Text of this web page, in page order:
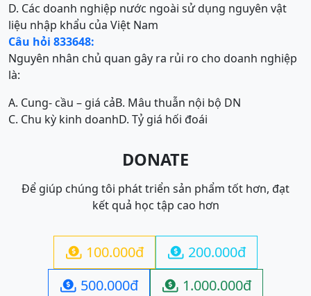
D. Các doanh nghiệp nước ngoài sử dụng nguyên vật
liệu nhập khẩu của Việt Nam
Câu hỏi 833648:
Nguyên nhân chủ quan gây ra rủi ro cho doanh nghiệp
là:
A. Cung- cầu – giá cảB. Mâu thuẫn nội bộ DN
C. Chu kỳ kinh doanhD. Tỷ giá hối đoái
DONATE
Để giúp chúng tôi phát triển sản phẩm tốt hơn, đạt
kết quả học tập cao hơn
 100.000đ  200.000đ
 500.000đ  1.000.000đ